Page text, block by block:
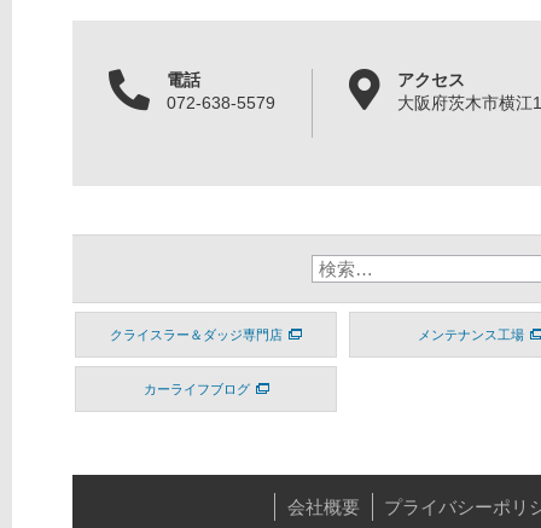
電話
072-638-5579
アクセス
大阪府茨木市横江
クライスラー＆ダッジ専門店 メンテナンス工場
カーライフブログ
会社概要 プライバシーポリ